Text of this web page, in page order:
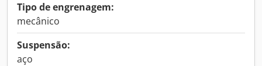
Tipo de engrenagem:
mecânico
Suspensão:
aço